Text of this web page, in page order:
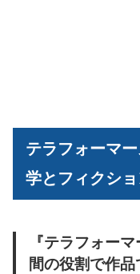
テラフォーマ
学とフィクシ
『テラフォー
間の役割で作